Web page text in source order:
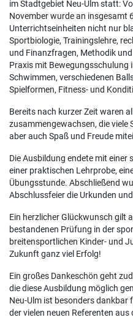
im Stadtgebiet Neu-Ulm statt:
November wurde an insgesamt
Unterrichtseinheiten nicht nur
Sportbiologie, Trainingslehre,
und Finanzfragen, Methodik
Praxis mit Bewegungsschulung
Schwimmen, verschiedenen
Spielformen, Fitness- und
Bereits nach kurzer Zeit waren
zusammengewachsen, die viele
aber auch Spaß und Freude
Die Ausbildung endete mit
einer praktischen Lehrprobe,
Übungsstunde. Abschließend
Abschlussfeier die Urkunden
Ein herzlicher Glückwunsch gilt
bestandenen Prüfung in der
breitensportlichen Kinder- und
Zukunft ganz viel Erfolg!
Ein großes Dankeschön geht
die diese Ausbildung möglich
Neu-Ulm ist besonders
der vielen neuen Referenten aus